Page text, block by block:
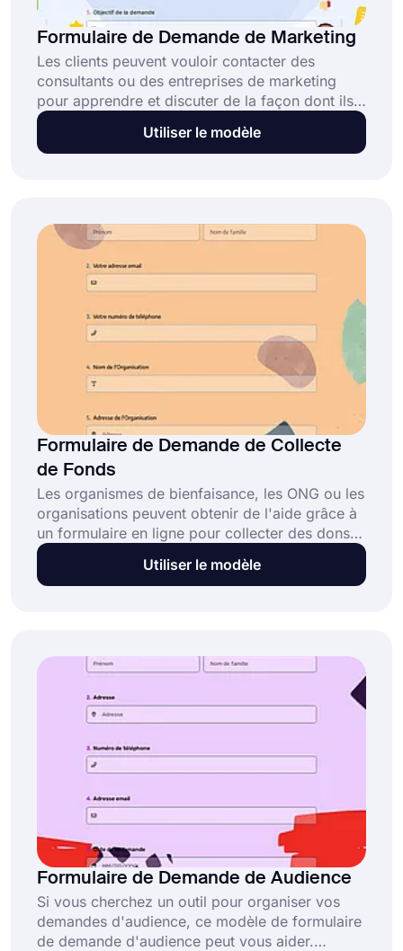
Formulaire de Demande de Marketing
Les clients peuvent vouloir contacter des
consultants ou des entreprises de marketing
pour apprendre et discuter de la façon dont ils
peuvent commercialiser leurs produits. Utilisez
un formulaire en ligne pour aider les clients à
Utiliser le modèle
Formulaire de Demande de Collecte
de Fonds
Les organismes de bienfaisance, les ONG ou les
organisations peuvent obtenir de l'aide grâce à
un formulaire en ligne pour collecter des dons
auprès de donateurs ou de sponsors potentiels.
Utilisez le modèle de formulaire de demande de
cible. Personnalisez votre formulaire et
partagez-le en quelques minutes dès
aujourd'hui !
Utiliser le modèle
Formulaire de Demande de Audience
Si vous cherchez un outil pour organiser vos
demandes d'audience, ce modèle de formulaire
de demande d'audience peut vous aider.